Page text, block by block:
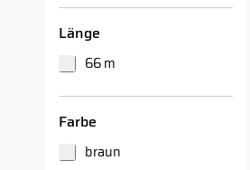
Länge
66 m
Farbe
braun